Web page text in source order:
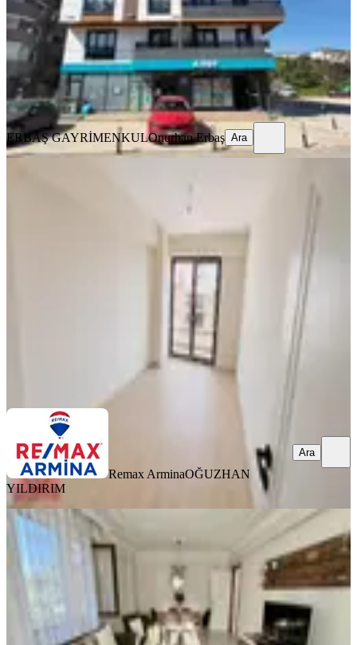
3+1 115 m²· 1. Kat·17.07.2026
5.800.000 ₺ Yatırım Skoru: 61 Fırsat
ERBAŞ GAYRİMENKULOnurhan Erbaş
Ara
ERBAŞ GAYRİMENKULOnurhan Erbaş Ara
Giyinme Odalı Lüks 2+1! Ara Kat
İzmit, Gündoğdu Mahallesi
·2. Kat·06.08.2026
OĞUZHAN YILDIRIM
Remax ArminaOĞUZHAN
YILDIRIM
Ara
YENİ
İzmit Hatipköy Solin Konutların'da
Geniş 3+1 140m2 Satılık Daire
İzmit, Hatipköy Mahallesi
3+1
158 m²·2. Kat· 06.08.2026
6.600.000 ₺